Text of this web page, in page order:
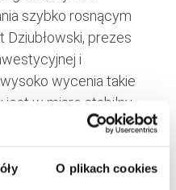
O plikach cookies
szybko rosnącym
Dziubłowski, prezes
i
wycenia takie
jest w miarę stabilny
chętniej
dzięki giełdzie i jej